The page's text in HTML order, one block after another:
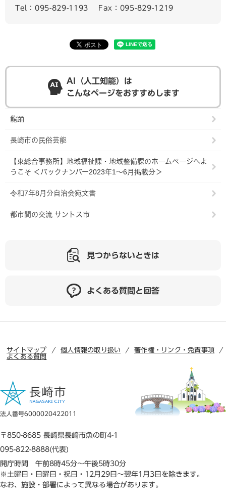
Tel：095-829-1193
Fax：095-829-1219
AI（人工知能）は
こんなページをおすすめします
龍踊
長崎市の民俗芸能
【東総合事務所】地域福祉課・地域整備課のホームページへよ
うこそ ＜バックナンバー2023年1～6月掲載分＞
令和7年8月分自治会宛文書
都市間の交流 サントス市
見つからないときは
よくある質問と回答
サイトマップ 個人情報の取り扱い
著作権・リンク・免責事項
よくある質問
法人番号6000020422011
〒850-8685 長崎県長崎市魚の町4-1
095-822-8888(代表)
開庁時間 午前8時45分～午後5時30分
※土曜日・日曜日・祝日・12月29日～翌年1月3日を除きます。
なお、施設・部署によって異なる場合があります。